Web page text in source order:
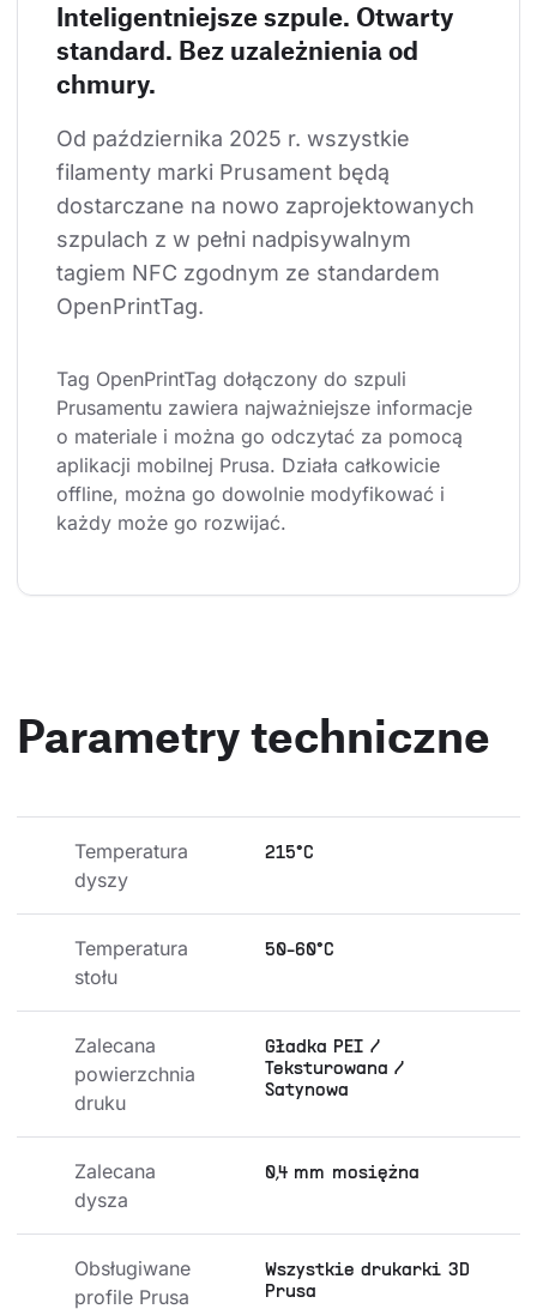
Inteligentniejsze szpule. Otwarty
standard. Bez uzależnienia od
chmury.
Od października 2025 r. wszystkie
filamenty marki Prusament będą
dostarczane na nowo zaprojektowanych
szpulach z w pełni nadpisywalnym
tagiem NFC zgodnym ze standardem
OpenPrintTag.
Tag OpenPrintTag dołączony do szpuli
Prusamentu zawiera najważniejsze informacje
o materiale i można go odczytać za pomocą
aplikacji mobilnej Prusa. Działa całkowicie
offline, można go dowolnie modyfikować i
każdy może go rozwijać.
Parametry techniczne
Temperatura
dyszy
215°C
Temperatura
stołu
50-60°C
Zalecana
powierzchnia
druku
Gładka PEI /
Teksturowana /
Satynowa
Zalecana
dysza
0,4 mm mosiężna
Obsługiwane
profile Prusa
Wszystkie drukarki 3D
Prusa